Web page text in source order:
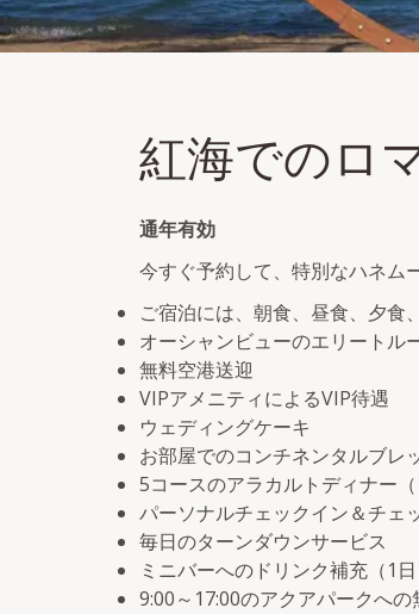
ハネムーン・スペシャル（1日3
エリートルームへのアップグレ
紅海でのロ
通年有効
今すぐ予約して、特別なハネム
ご宿泊には、朝食、昼食、夕食
オーシャンビューのエリートル
無料空港送迎
VIPアメニティによるVIP待遇
ウェディングケーキ
お部屋でのコンチネンタルブレ
5コースのアラカルトディナー
パーソナルチェックイン＆チェ
毎日のターンダウンサービス
ミニバーへのドリンク補充（1
9:00～17:00のアクアパークへ